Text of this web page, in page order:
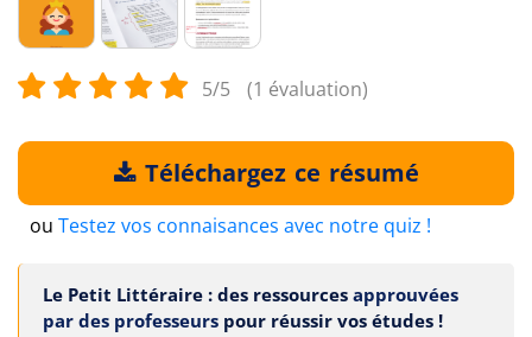
5/5 (1 évaluation)
Téléchargez ce résumé
ou Testez vos connaisances avec notre quiz !
Le Petit Littéraire : des ressources approuvées
par des professeurs pour réussir vos études !